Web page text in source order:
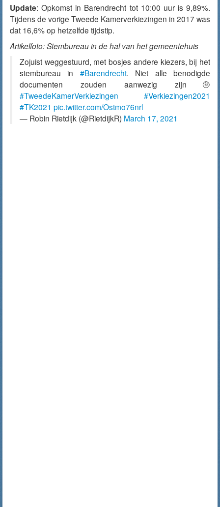
Update: Opkomst in Barendrecht tot 10:00 uur is 9,89%.
Tijdens de vorige Tweede Kamerverkiezingen in 2017 was
dat 16,6% op hetzelfde tijdstip.
Artikelfoto: Stembureau in de hal van het gemeentehuis
Zojuist weggestuurd, met bosjes andere kiezers, bij het
stembureau in #Barendrecht. Niet alle benodigde
documenten zouden aanwezig zijn🤨
#TweedeKamerVerkiezingen
#Verkiezingen2021
#TK2021 pic.twitter.com/Ostmo76nrl
— Robin Rietdijk (@RietdijkR) March 17, 2021